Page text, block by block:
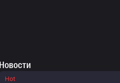
Новости
Hot